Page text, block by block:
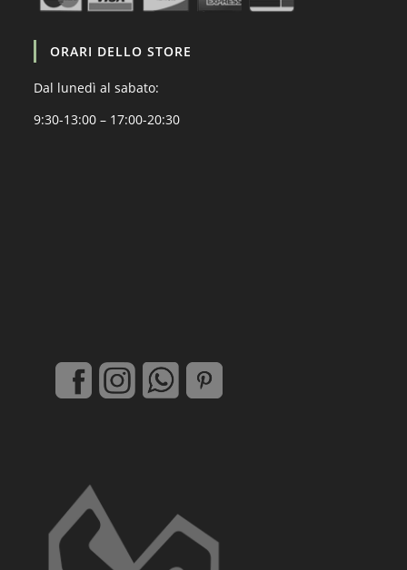
ORARI DELLO STORE
Dal lunedì al sabato:
9:30-13:00 – 17:00-20:30